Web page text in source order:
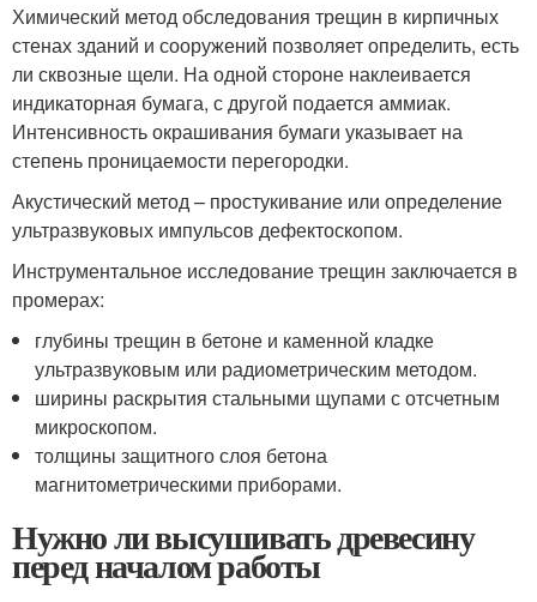
Химический метод обследования трещин в кирпичных
стенах зданий и сооружений позволяет определить, есть
ли сквозные щели. На одной стороне наклеивается
индикаторная бумага, с другой подается аммиак.
Интенсивность окрашивания бумаги указывает на
степень проницаемости перегородки.
Акустический метод – простукивание или определение
ультразвуковых импульсов дефектоскопом.
Инструментальное исследование трещин заключается в
промерах:
глубины трещин в бетоне и каменной кладке
ультразвуковым или радиометрическим методом.
ширины раскрытия стальными щупами с отсчетным
микроскопом.
толщины защитного слоя бетона
магнитометрическими приборами.
Нужно ли высушивать древесину
перед началом работы